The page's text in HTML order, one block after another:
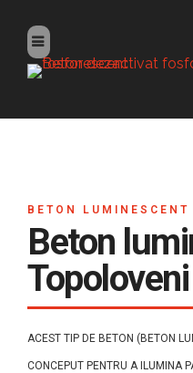
BETON LUMINESCENT
Beton
Topoloveni
ACEST TIP DE BETON (BETON
CONCEPUT PENTRU A ILUMINA